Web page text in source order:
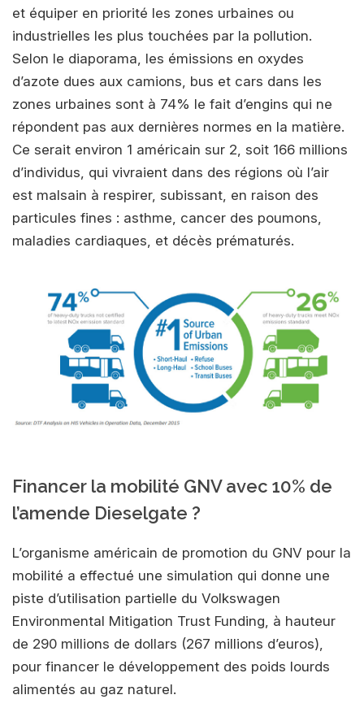
et équiper en priorité les zones urbaines ou
industrielles les plus touchées par la pollution.
Selon le diaporama, les émissions en oxydes
d’azote dues aux camions, bus et cars dans les
zones urbaines sont à 74% le fait d’engins qui ne
répondent pas aux dernières normes en la matière.
Ce serait environ 1 américain sur 2, soit 166 millions
d’individus, qui vivraient dans des régions où l’air
est malsain à respirer, subissant, en raison des
particules fines : asthme, cancer des poumons,
maladies cardiaques, et décès prématurés.
Financer la mobilité GNV avec 10% de
l’amende Dieselgate ?
L’organisme américain de promotion du GNV pour la
mobilité a effectué une simulation qui donne une
piste d’utilisation partielle du Volkswagen
Environmental Mitigation Trust Funding, à hauteur
de 290 millions de dollars (267 millions d’euros),
pour financer le développement des poids lourds
alimentés au gaz naturel.